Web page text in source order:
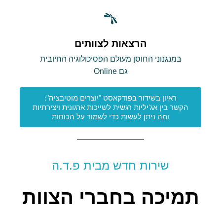
הרצאות לצוותים
במנגנוני החוסן מעולם הפסיכולוגיה החיובית
גם Online
ראיון בשידור בפודקאסט "יוצרים מוטיבציה":
הקשר בין אג'יליות רגשית לשייכות ארגונית ויצירתיות
ומה ניתן לעשות כדי לשמור על הכוחות
שירות חדש מבית פ.ד.ה
תמיכה בחברי הצוות